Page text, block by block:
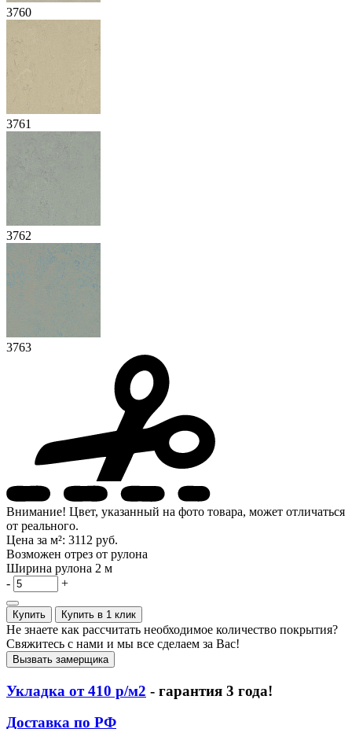
3760
3761
3762
3763
Внимание! Цвет, указанный на фото товара, может отличаться
от реального.
Цена за м²: 3112 руб.
Возможен отрез от рулона
Ширина рулона 2 м
-
+
Купить Купить в 1 клик
Не знаете как рассчитать необходимое количество покрытия?
Свяжитесь с нами и мы все сделаем за Вас!
Вызвать замерщика
Укладка от 410 р/м2 - гарантия 3 года!
Доставка по РФ